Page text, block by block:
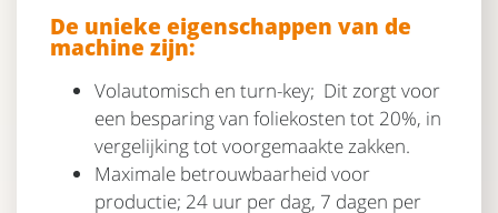
De unieke eigenschappen van de
machine zijn:
Volautomisch en turn-key; Dit zorgt voor
een besparing van foliekosten tot 20%, in
vergelijking tot voorgemaakte zakken.
Maximale betrouwbaarheid voor
productie; 24 uur per dag, 7 dagen per